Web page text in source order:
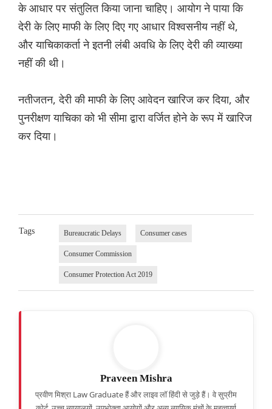
के आधार पर संतुलित किया जाना चाहिए। आयोग ने पाया कि
देरी के लिए माफी के लिए दिए गए आधार विश्वसनीय नहीं थे,
और याचिकाकर्ता ने इतनी लंबी अवधि के लिए देरी की व्याख्या
नहीं की थी।
नतीजतन, देरी की माफी के लिए आवेदन खारिज कर दिया, और
पुनरीक्षण याचिका को भी सीमा द्वारा वर्जित होने के रूप में खारिज
कर दिया।
Tags Bureaucratic Delays Consumer cases
Consumer Commission
Consumer Protection Act 2019
Praveen Mishra
प्रवीण मिश्रा Law Graduate हैं और लाइव लॉ हिंदी से जुड़े हैं। वे सुप्रीम